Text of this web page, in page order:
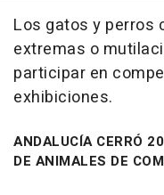
Los gatos y perros
extremas o
participar en
exhibiciones.
ANDALUCÍA CERRÓ
DE ANIMALES DE